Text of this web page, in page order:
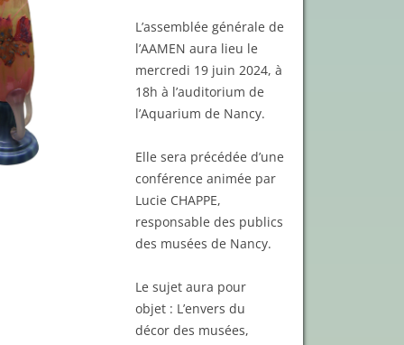
L’assemblée générale de
l’AAMEN aura lieu le
mercredi 19 juin 2024, à
18h à l’auditorium de
l’Aquarium de Nancy.
Elle sera précédée d’une
conférence animée par
Lucie CHAPPE,
responsable des publics
des musées de Nancy.
Le sujet aura pour
objet : L’envers du
décor des musées,